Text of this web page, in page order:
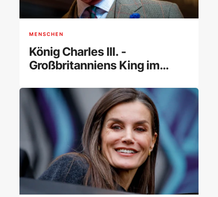
MENSCHEN
König Charles III. -
Großbritanniens King im